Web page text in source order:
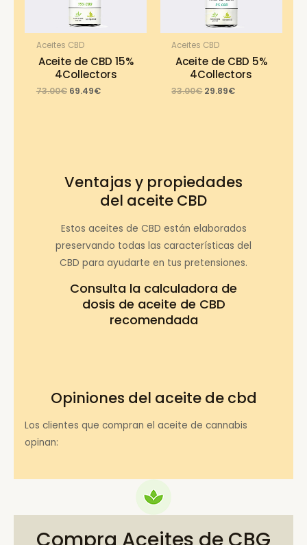
Aceites CBD
Aceite de CBD 15%
4Collectors
73.00€ Original
69.49€Current
Aceites CBD
Aceite de CBD 5%
4Collectors
33.00€ Original
29.89€Current
Ventajas y propiedades
del aceite CBD
Estos aceites de CBD están elaborados
preservando todas las características del
CBD para ayudarte en tus pretensiones.
Consulta la calculadora de
dosis de aceite de CBD
recomendada
Opiniones del aceite de cbd
Los clientes que compran el aceite de cannabis
opinan: